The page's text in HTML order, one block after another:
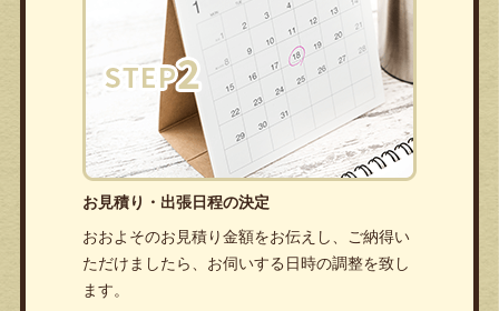
お見積り・出張日程の決定
おおよそのお見積り金額をお伝えし、ご納得い
ただけましたら、お伺いする日時の調整を致し
ます。